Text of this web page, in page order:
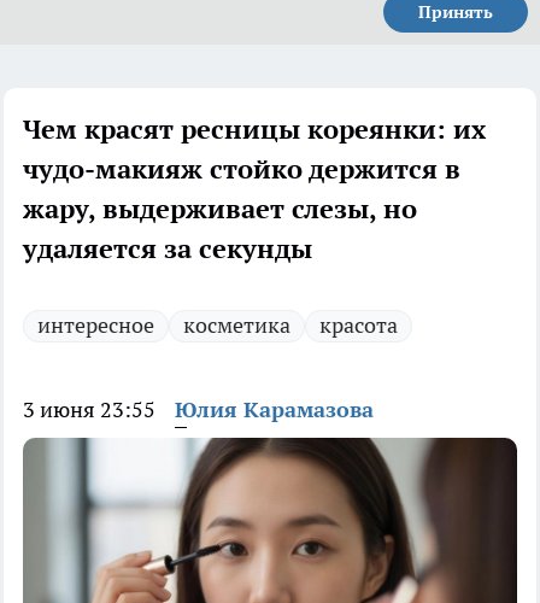
Принять
Чем красят ресницы кореянки: их
чудо-макияж стойко держится в
жару, выдерживает слезы, но
удаляется за секунды
интересное косметика красота
3 июня 23:55 Юлия Карамазова